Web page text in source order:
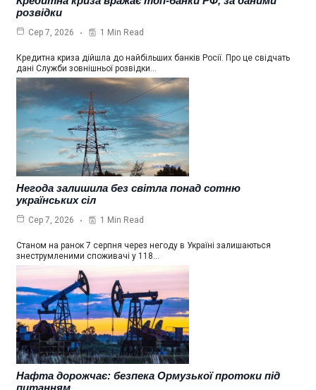
розвідки
Сер 7, 2026 1 Min Read
Кредитна криза дійшла до найбільших банків Росії. Про це свідчать
дані Служби зовнішньої розвідки…
Негода залишила без світла понад сотню
українських сіл
Сер 7, 2026 1 Min Read
Станом на ранок 7 серпня через негоду в Україні залишаються
знеструмленими споживачі у 118…
Нафта дорожчає: безпека Ормузької протоки під